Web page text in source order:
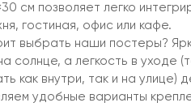
см позволяет легко
гостиная, офис или кафе.
выбрать наши постеры?
солнце, а легкость в уходе
как внутри, так и на улице)
удобные варианты